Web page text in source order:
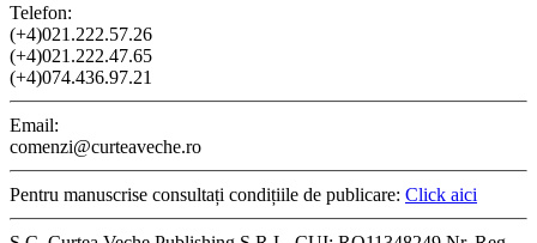
Telefon:
(+4)021.222.57.26
(+4)021.222.47.65
(+4)074.436.97.21
Email:
comenzi@curteaveche.ro
Pentru manuscrise consultați condițiile de publicare: Click aici